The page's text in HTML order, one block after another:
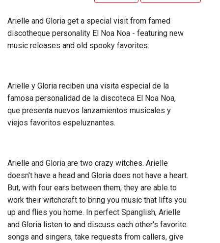
Arielle and Gloria get a special visit from famed
discotheque personality El Noa Noa - featuring new
music releases and old spooky favorites.
Arielle y Gloria reciben una visita especial de la
famosa personalidad de la discoteca El Noa Noa,
que presenta nuevos lanzamientos musicales y
viejos favoritos espeluznantes.
Arielle and Gloria are two crazy witches. Arielle
doesn't have a head and Gloria does not have a heart.
But, with four ears between them, they are able to
work their witchcraft to bring you music that lifts you
up and flies you home. In perfect Spanglish, Arielle
and Gloria listen to and discuss each other's favorite
songs and singers, take requests from callers, give